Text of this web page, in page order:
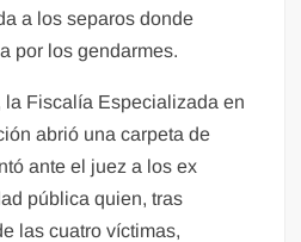
a los separos donde
por los gendarmes.
la Fiscalía Especializada en
abrió una carpeta de
ante el juez a los ex
pública quien, tras
las cuatro víctimas,